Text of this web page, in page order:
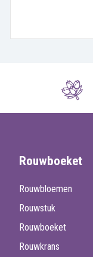
Rouwboeket
Rouwbloemen
Rouwstuk
Rouwboeket
Rouwkrans